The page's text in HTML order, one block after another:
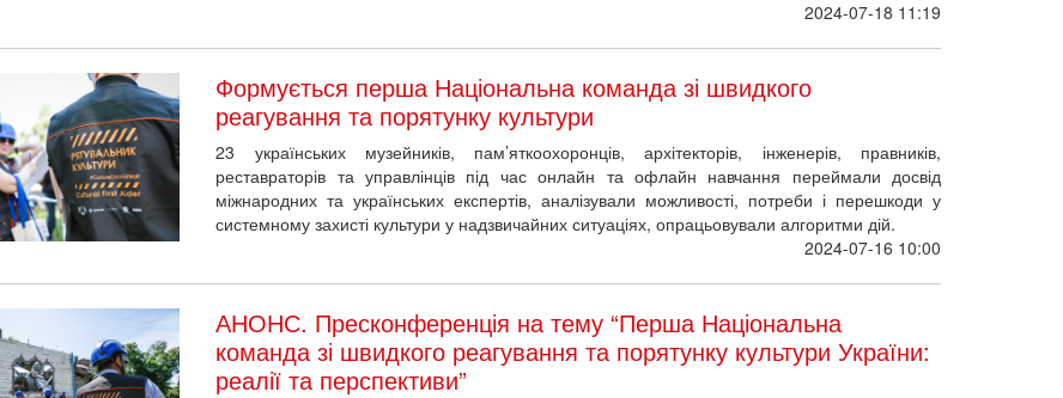
2024-07-18 11:19
Формується перша Національна команда зі швидкого
реагування та порятунку культури
23 українських музейників, пам’яткоохоронців, архітекторів, інженерів, правників,
реставраторів та управлінців під час онлайн та офлайн навчання переймали досвід
міжнародних та українських експертів, аналізували можливості, потреби і перешкоди у
системному захисті культури у надзвичайних ситуаціях, опрацьовували алгоритми дій.
2024-07-16 10:00
АНОНС. Пресконференція на тему “Перша Національна
команда зі швидкого реагування та порятунку культури України:
реалії та перспективи”